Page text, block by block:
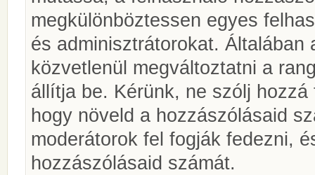
megkülönböztessen egyes
és adminisztrátorokat. Általában
közvetlenül megváltoztatni a
állítja be. Kérünk, ne szólj
hogy növeld a hozzászólásaid
moderátorok fel fogják fedezni,
hozzászólásaid számát.